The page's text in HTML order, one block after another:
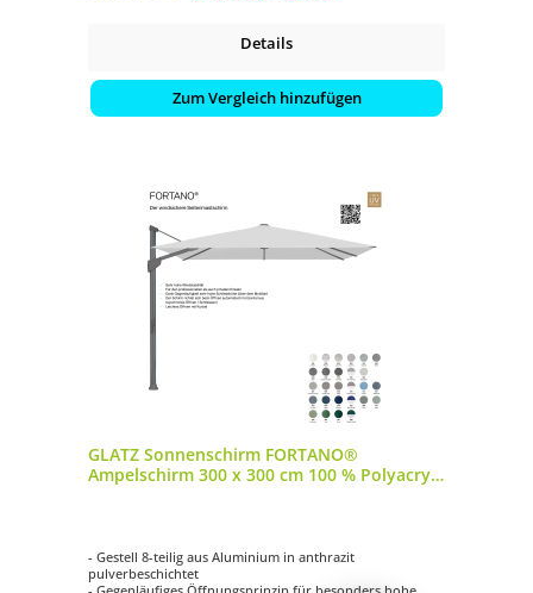
Details
Zum Vergleich hinzufügen
GLATZ Sonnenschirm FORTANO®
Ampelschirm 300 x 300 cm 100 % Polyacryl
- Gestell 8-teilig aus Aluminium in anthrazit
pulverbeschichtet